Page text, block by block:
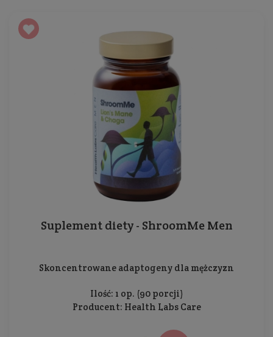
Suplement diety - ShroomMe Men
Skoncentrowane adaptogeny dla mężczyzn
Ilość: 1 op. (90 porcji)
Producent: Health Labs Care